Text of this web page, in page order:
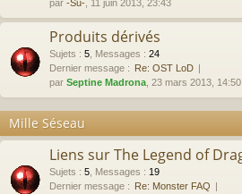
par -Su- , 11 juin 2013, 23:43
Produits dérivés
Sujets : 5 Messages : 24
Dernier message : Re: OST LoD
par Septine Madrona , 23 mars 2013, 14:50
Mille Séseau
Liens sur The Legend of
Sujets : 5 Messages : 19
Dernier message : Re: Monster FAQ